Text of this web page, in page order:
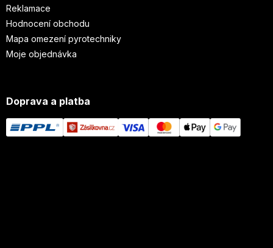
Reklamace
Hodnocení obchodu
Mapa omezení pyrotechniky
Moje objednávka
Doprava a platba